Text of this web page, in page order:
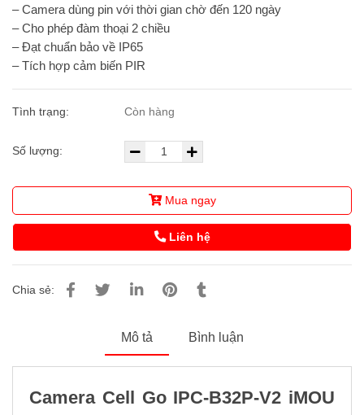
– Camera dùng pin với thời gian chờ đến 120 ngày
– Cho phép đàm thoại 2 chiều
– Đạt chuẩn bảo về IP65
– Tích hợp cảm biến PIR
Tình trạng: Còn hàng
Số lượng:
Mua ngay
Liên hệ
Chia sẻ:
Mô tả Bình luận
Camera Cell Go IPC-B32P-V2 iMOU